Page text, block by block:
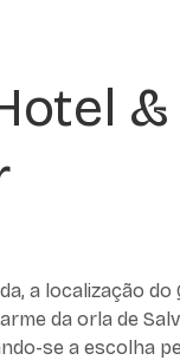
&
a localização
da orla de
se a escolha